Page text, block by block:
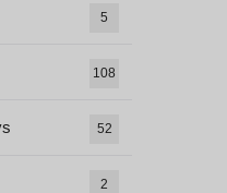
5
108
52
2